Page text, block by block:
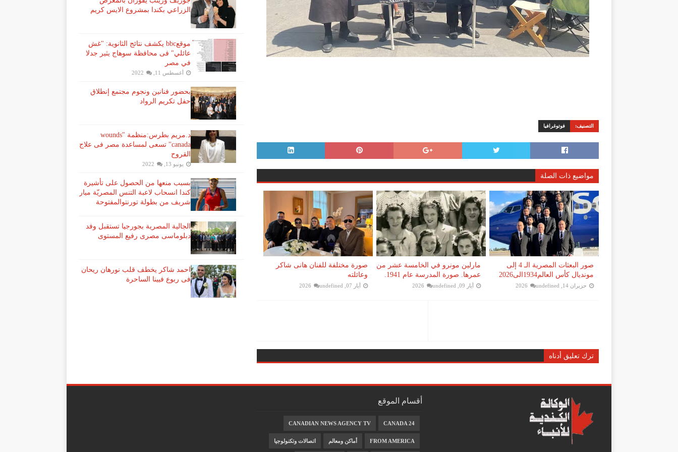
التصنيف: فوتوغرافيا
مواضيع ذات الصلة
صور البعثات المصرية الـ 4 إلى
مونديال كأس العالم1934الى2026
حزيران 14, 2026 undefined
مارلين مونرو في الخامسة عشر من
عمرها. صورة المدرسة عام 1941.
أيار 09, 2026 undefined
صورة مختلفة للفنان هانى شاكر
وعائلته
أيار 07, 2026 undefined
ترك تعليق أدناه
الزراعي بكندا بمشروع الايس كريم
موقعbbc يكشف نتائج الثانوية: "غش
عائلي" فى محافظة سوهاج يثير جدلا
في مصر
أغسطس 11, 2022
بحضور فنانين ونجوم مجتمع إنطلاق
حفل تكريم الرواد
د.مريم بطرس:منظمة "wounds
canada" تسعى لمساعدة مصر فى علاج
القروح
يونيو 13, 2022
بسبب منعها من الحصول على تأشيرة
كندا انسحاب لاعبة ​التنس​ المصريّة ​ميار
شريف​ من بطولة ​تورنتو​المفتوحة
الجالية المصرية بجورجيا تستقبل وفد
دبلوماسى مصرى رفيع المستوى
احمد شاكر يخطف قلب نورهان ريحان
فى ربوع فيينا الساحرة
أقسام الموقع
CANADA 24
CANADIAN NEWS AGENCY TV
FROM AMERICA أماكن ومعالم اتصالات وتكنولوجيا